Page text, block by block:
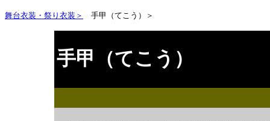
舞台衣装・祭り衣装＞ 手甲（てこう）＞
手甲（てこう）